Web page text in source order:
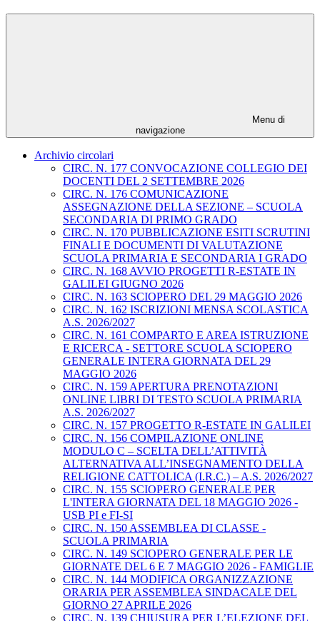
Menu di
navigazione
Archivio circolari
CIRC. N. 177 CONVOCAZIONE COLLEGIO DEI
DOCENTI DEL 2 SETTEMBRE 2026
CIRC. N. 176 COMUNICAZIONE
ASSEGNAZIONE DELLA SEZIONE – SCUOLA
SECONDARIA DI PRIMO GRADO
CIRC. N. 170 PUBBLICAZIONE ESITI SCRUTINI
FINALI E DOCUMENTI DI VALUTAZIONE
SCUOLA PRIMARIA E SECONDARIA I GRADO
CIRC. N. 168 AVVIO PROGETTI R-ESTATE IN
GALILEI GIUGNO 2026
CIRC. N. 163 SCIOPERO DEL 29 MAGGIO 2026
CIRC. N. 162 ISCRIZIONI MENSA SCOLASTICA
A.S. 2026/2027
CIRC. N. 161 COMPARTO E AREA ISTRUZIONE
E RICERCA - SETTORE SCUOLA SCIOPERO
GENERALE INTERA GIORNATA DEL 29
MAGGIO 2026
CIRC. N. 159 APERTURA PRENOTAZIONI
ONLINE LIBRI DI TESTO SCUOLA PRIMARIA
A.S. 2026/2027
CIRC. N. 157 PROGETTO R-ESTATE IN GALILEI
CIRC. N. 156 COMPILAZIONE ONLINE
MODULO C – SCELTA DELL’ATTIVITÀ
ALTERNATIVA ALL’INSEGNAMENTO DELLA
RELIGIONE CATTOLICA (I.R.C.) – A.S. 2026/2027
CIRC. N. 155 SCIOPERO GENERALE PER
L'INTERA GIORNATA DEL 18 MAGGIO 2026 -
USB PI e FI-SI
CIRC. N. 150 ASSEMBLEA DI CLASSE -
SCUOLA PRIMARIA
CIRC. N. 149 SCIOPERO GENERALE PER LE
GIORNATE DEL 6 E 7 MAGGIO 2026 - FAMIGLIE
CIRC. N. 144 MODIFICA ORGANIZZAZIONE
ORARIA PER ASSEMBLEA SINDACALE DEL
GIORNO 27 APRILE 2026
CIRC. N. 139 CHIUSURA PER L’ELEZIONE DEL